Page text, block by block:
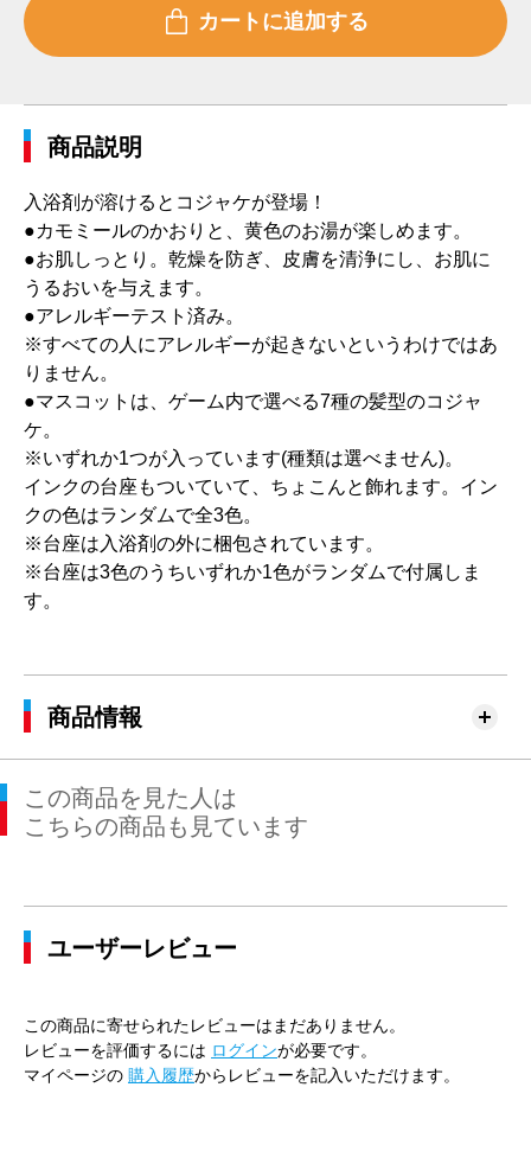
商品説明
入浴剤が溶けるとコジャケが登場！
●カモミールのかおりと、黄色のお湯が楽しめます。
●お肌しっとり。乾燥を防ぎ、皮膚を清浄にし、お肌に
うるおいを与えます。
●アレルギーテスト済み。
※すべての人にアレルギーが起きないというわけではあ
りません。
●マスコットは、ゲーム内で選べる7種の髪型のコジャ
ケ。
※いずれか1つが入っています(種類は選べません)。
インクの台座もついていて、ちょこんと飾れます。イン
クの色はランダムで全3色。
※台座は入浴剤の外に梱包されています。
※台座は3色のうちいずれか1色がランダムで付属しま
す。
商品情報
この商品を見た人は
こちらの商品も見ています
ユーザーレビュー
この商品に寄せられたレビューはまだありません。
レビューを評価するには ログインが必要です。
マイページの 購入履歴からレビューを記入いただけます。